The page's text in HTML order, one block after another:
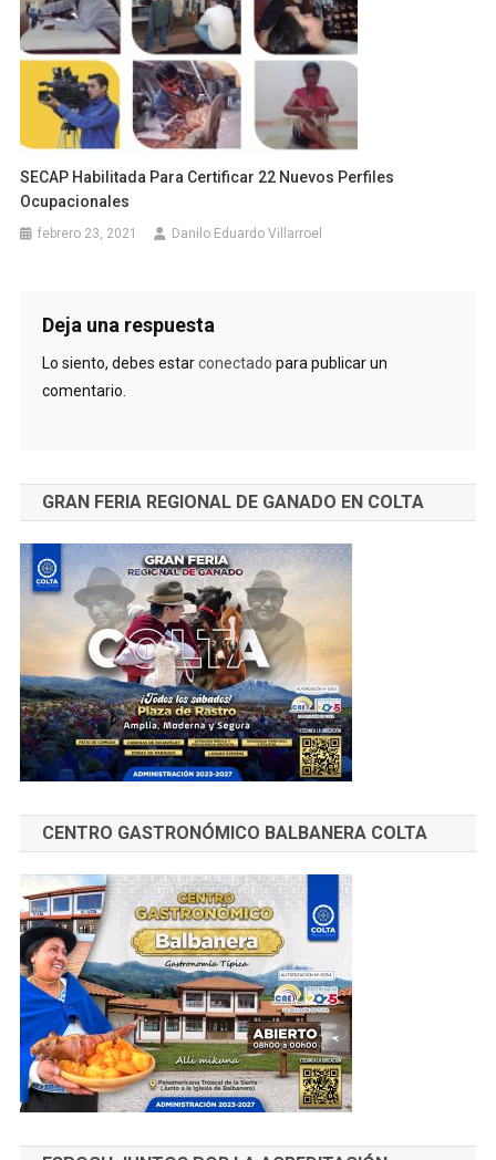
SECAP Habilitada Para Certificar 22 Nuevos Perfiles
Ocupacionales
febrero 23, 2021 Danilo Eduardo Villarroel
Deja una respuesta
Lo siento, debes estarconectado para publicar un
comentario.
GRAN FERIA REGIONAL DE GANADO EN COLTA
CENTRO GASTRONÓMICO BALBANERA COLTA